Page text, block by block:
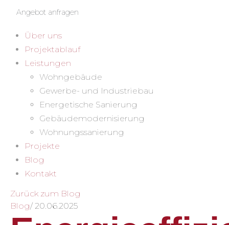
Angebot anfragen
Über uns
Projektablauf
Leistungen
Wohngebäude
Gewerbe- und Industriebau
Energetische Sanierung
Gebäudemodernisierung
Wohnungssanierung
Projekte
Blog
Kontakt
Zurück zum Blog
Blog/ 20.06.2025